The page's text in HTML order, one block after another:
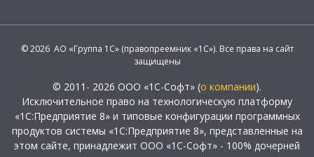
© 2026 АО «Группа 1С» (правопреемник «1С»). Все права на сайт
защищены
© 2011- 2026 ООО «1С-Софт» (о компании).
Исключительное право на технологическую платформу
«1С:Предприятие 8» и типовые конфигурации программных
продуктов системы «1С:Предприятие 8», представленные на
этом сайте, принадлежит ООО «1С-Софт» - 100% дочерней